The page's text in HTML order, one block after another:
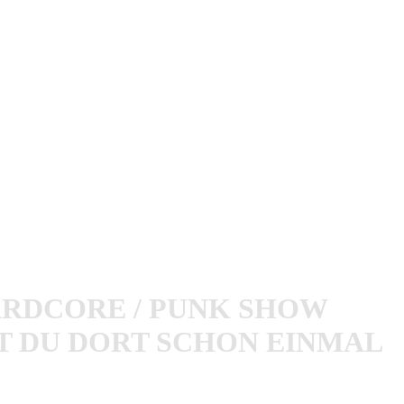
/ PUNK SHOW S
DORT SCHON EINMAL S